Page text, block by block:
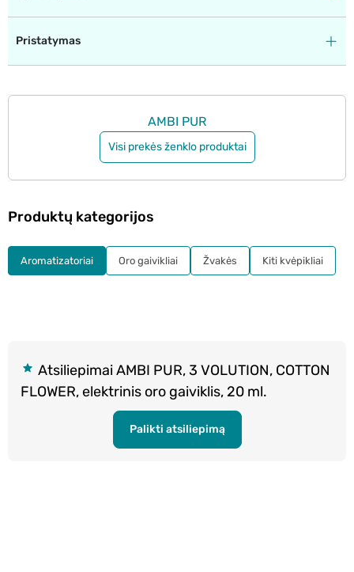
Pristatymas
AMBI PUR
Visi prekės ženklo produktai
Atsiliepimai AMBI PUR, 3 VOLUTION, COTTON
FLOWER, elektrinis oro gaiviklis, 20 ml.
Palikti atsiliepimą
Produktų kategorijos
Aromatizatoriai Oro gaivikliai Žvakės Kiti kvėpikliai